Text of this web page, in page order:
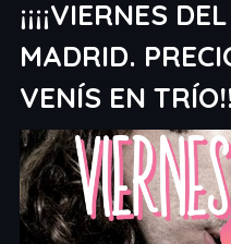
¡¡¡¡VIERNES
MADRID.
VENÍS EN